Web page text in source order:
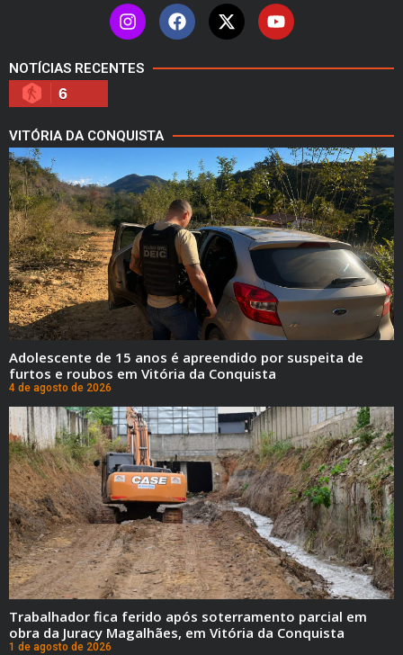
NOTÍCIAS RECENTES
6
VITÓRIA DA CONQUISTA
Adolescente de 15 anos é apreendido por suspeita de
furtos e roubos em Vitória da Conquista
4 de agosto de 2026
Trabalhador fica ferido após soterramento parcial em
obra da Juracy Magalhães, em Vitória da Conquista
1 de agosto de 2026